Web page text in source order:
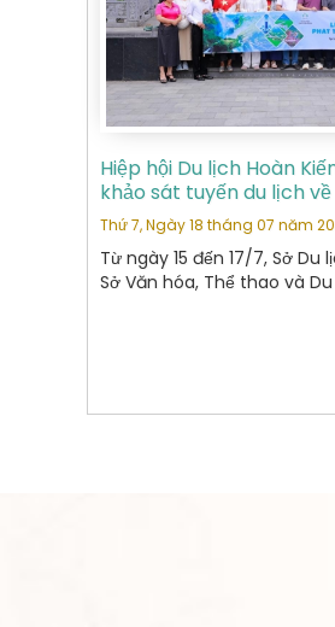
Hiệp hội Du lịch Hoàn
khảo sát tuyến du lịch
Quang
Thứ 7, Ngày 18 tháng 07 năm
Từ ngày 15 đến 17/7, Sở Du
Sở Văn hóa, Thể thao và